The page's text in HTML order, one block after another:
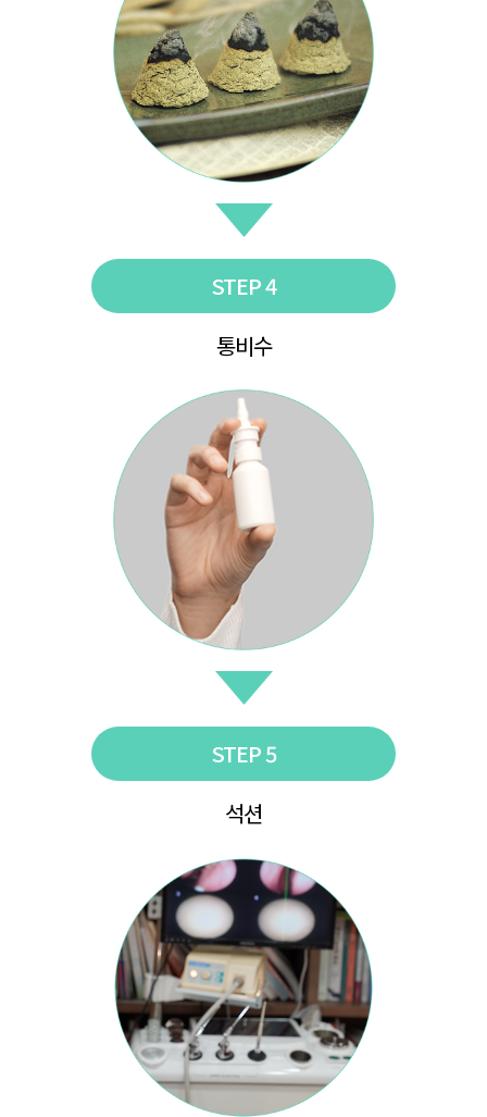
STEP 4
통비수
STEP 5
석션